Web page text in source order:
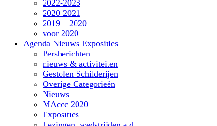
2022-2023
2020-2021
2019 – 2020
voor 2020
Agenda Nieuws Exposities
Persberichten
nieuws & activiteiten
Gestolen Schilderijen
Overige Categorieën
Nieuws
MAccc 2020
Exposities